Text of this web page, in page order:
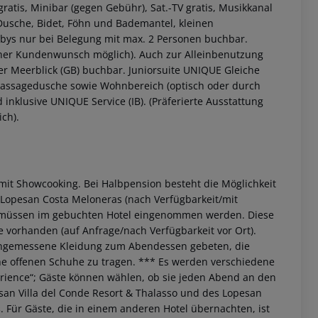
Minibar (gegen Gebühr), Sat.-TV gratis, Musikkanal
Bidet, Föhn und Bademantel, kleinen
nur bei Belegung mit max. 2 Personen buchbar.
Kundenwunsch möglich). Auch zur Alleinbenutzung
Meerblick (GB) buchbar. Juniorsuite UNIQUE Gleiche
sowie Wohnbereich (optisch oder durch
UNIQUE Service (IB). (Präferierte Ausstattung
Showcooking. Bei Halbpension besteht die Möglichkeit
Costa Meloneras (nach Verfügbarkeit/mit
im gebuchten Hotel eingenommen werden. Diese
vorhanden (auf Anfrage/nach Verfügbarkeit vor Ort).
Kleidung zum Abendessen gebeten, die
offenen Schuhe zu tragen. *** Es werden verschiedene
Gäste können wählen, ob sie jeden Abend an den
Villa del Conde Resort & Thalasso und des Lopesan
Gäste, die in einem anderen Hotel übernachten, ist
akzeptieren